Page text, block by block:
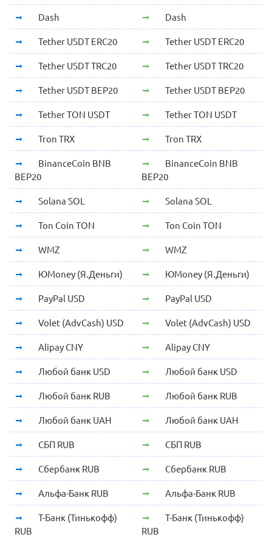
Dash Dash
Tether USDT ERC20 Tether USDT ERC20
Tether USDT TRC20 Tether USDT TRC20
Tether USDT BEP20 Tether USDT BEP20
Tether TON USDT Tether TON USDT
Tron TRX Tron TRX
BinanceCoin BNB
BEP20
BinanceCoin BNB
BEP20
Solana SOL Solana SOL
Ton Coin TON Ton Coin TON
WMZ WMZ
ЮMoney (Я.Деньги) ЮMoney (Я.Деньги)
PayPal USD PayPal USD
Volet (AdvCash) USD Volet (AdvCash) USD
Alipay CNY Alipay CNY
Любой банк USD Любой банк USD
Любой банк RUB Любой банк RUB
Любой банк UAH Любой банк UAH
СБП RUB СБП RUB
Сбербанк RUB Сбербанк RUB
Альфа-Банк RUB Альфа-Банк RUB
Т-Банк (Тинькофф)
RUB
Т-Банк (Тинькофф)
RUB